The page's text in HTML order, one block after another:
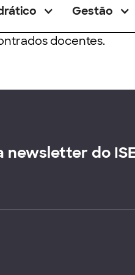
Gestão
docentes.
newsletter do